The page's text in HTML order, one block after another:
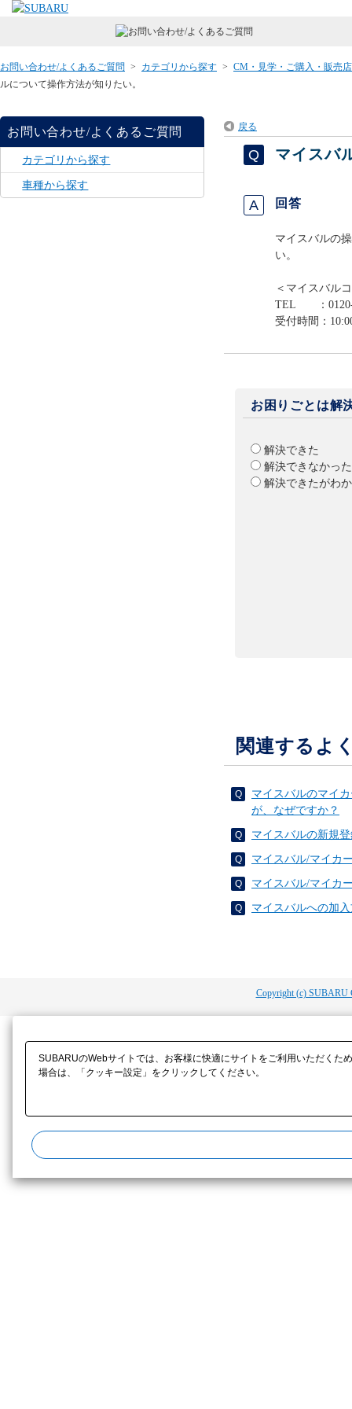
お問い合わせ/よくあるご質問 > カテゴリから探す > CM・見学・ご購入・販売
ルについて操作方法が知りたい。
お問い合わせ/よくあるご質問
カテゴリから探す
車種から探す
戻る
マイスバ
回答
マイスバルの
い。
＜マイスバル
TEL ：0120-
受付時間：
お困りごとは解
解決できた
解決できなかった
解決できたがわ
関連するよ
マイスバルのマイ
が、なぜですか？
マイスバルの新規
マイスバル/マイカ
マイスバル/マイカ
マイスバルへの加
Copyright (c) SUBARU
SUBARUのWebサイトでは、お客様に快適にサイトをご利用いただく
場合は、「クッキー設定」をクリックしてください。​